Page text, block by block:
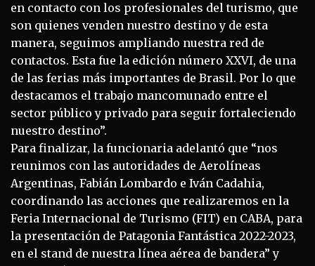
en contacto con los profesionales del turismo, que
son quienes venden nuestro destino y de esta
manera, seguimos ampliando nuestra red de
contactos. Esta fue la edición número XXVI, de una
de las ferias más importantes de Brasil. Por lo que
destacamos el trabajo mancomunado entre el
sector público y privado para seguir fortaleciendo
nuestro destino”.
Para finalizar, la funcionaria adelantó que “nos
reunimos con las autoridades de Aerolíneas
Argentinas, Fabián Lombardo e Iván Cadahia,
coordinando las acciones que realizaremos en la
Feria Internacional de Turismo (FIT) en CABA, para
la presentación de Patagonia Fantástica 2022-2023,
en el stand de nuestra línea aérea de bandera” y